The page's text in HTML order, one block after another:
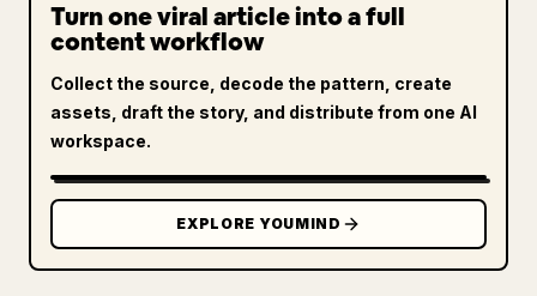
Turn one viral article into a full
content workflow
Collect the source, decode the pattern, create
assets, draft the story, and distribute from one AI
workspace.
EXPLORE YOUMIND